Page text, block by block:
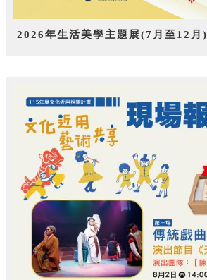
2026年生活美學主題展(7月至12月)